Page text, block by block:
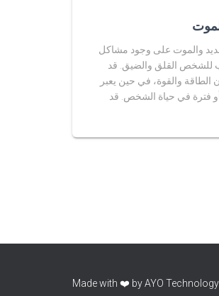
والموت على وجود مشاكل
للشخص القلق والضيق. قد
الطاقة والقوة، في حين يعبر
فترة في حياة الشخص. قد